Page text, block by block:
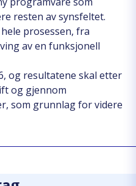
resten av synsfeltet.
prosessen, fra
av en funksjonell
og resultatene skal etter
og gjennom
som grunnlag for videre